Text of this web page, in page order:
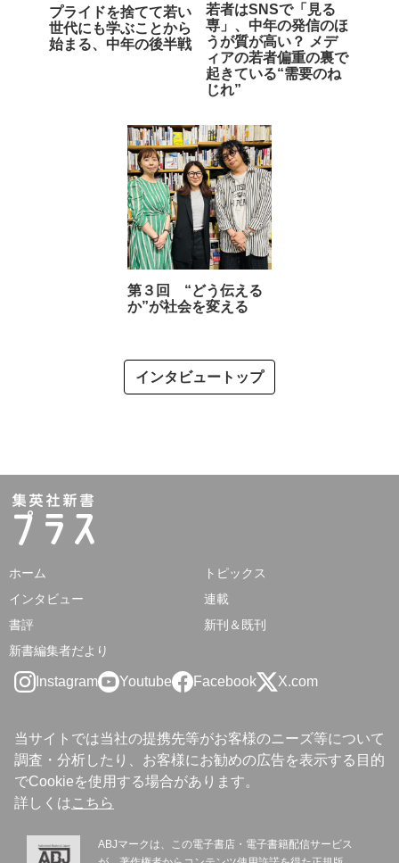
プライドを捨てて若い
世代にも学ぶことから
始まる、中年の後半戦
若者はSNSで「見る
専」、中年の発信のほ
うが質が高い？ メデ
ィアの若者偏重の裏で
起きている“需要のね
じれ”
第３回 “どう伝える
か”が社会を変える
インタビュートップ
ホーム
トピックス
インタビュー
連載
書評
新刊＆既刊
新書編集者だより
Instagram Youtube Facebook X.com
当サイトでは当社の提携先等がお客様のニーズ等について
調査・分析したり、お客様にお勧めの広告を表示する目的
でCookieを使用する場合があります。
詳しくはこちら
ABJマークは、この電子書店・電子書籍配信サービス